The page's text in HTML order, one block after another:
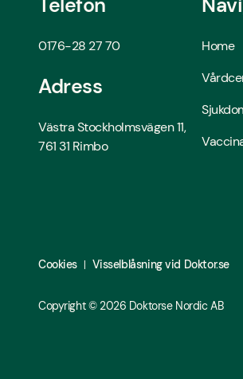
0176-28 27 70
Adress
Västra Stockholmsvägen 11,
761 31 Rimbo
Home
Cookies Visselblåsning vid Doktor.se
Copyright ©2026 Doktorse Nordic AB